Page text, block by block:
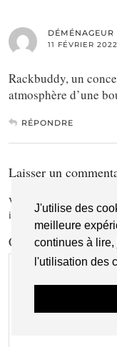
J'utilise des
meilleure
continues à
l'utilisation des
DÉMÉNAGEUR
11 FÉVRIER
Rackbuddy, un
atmosphère d’une
RÉPONDRE
Laisser un
Votre adresse e-mail ne
indiqués avec*
Commentaire*